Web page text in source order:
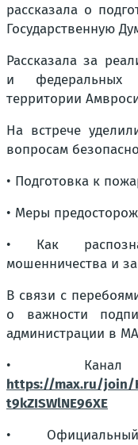
рассказала о
Государственную
Рассказала за
и федеральных
территории
На встрече
вопросам
• Подготовка к
• Меры
• Как
мошенничества и
В связи с
о важности
администрации в
• Канал
https://max.ru/join/
t9kZISWlNE96XE
•